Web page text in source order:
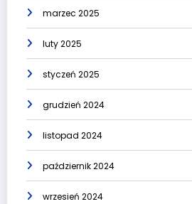
marzec 2025
luty 2025
styczeń 2025
grudzień 2024
listopad 2024
październik 2024
wrzesień 2024